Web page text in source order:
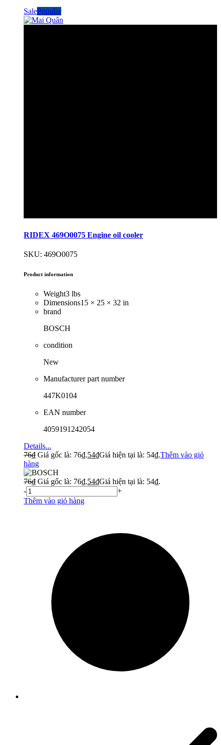
SalePopular
RIDEX 469O0075 Engine oil cooler
SKU: 469O0075
Product information
Weight3 lbs
Dimensions15 × 25 × 32 in
brand
BOSCH
condition
New
Manufacturer part number
447K0104
EAN number
4059191242054
Details...
76₫ Giá gốc là: 76₫.54₫Giá hiện tại là: 54₫.Thêm vào giỏ
hàng
76₫ Giá gốc là: 76₫.54₫Giá hiện tại là: 54₫.
-
+
Thêm vào giỏ hàng